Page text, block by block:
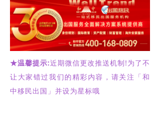
★温馨提示:近期微信更改推送机制!为了不
让大家错过我们的精彩内容，请关注「和
中移民出国」并设为星标哦